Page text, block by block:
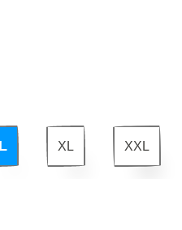
L XL XXL